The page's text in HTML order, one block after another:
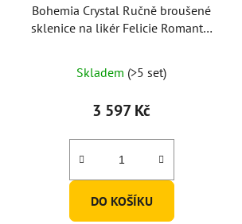
Bohemia Crystal Ručně broušené
sklenice na likér Felicie Romantic
Skladem (>5 set)
3 597 Kč
DO KOŠÍKU